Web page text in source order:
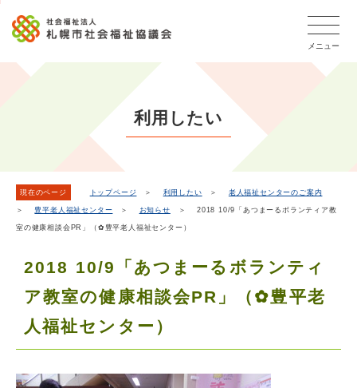
文
メニュー
か
利用したい
現在のページ トップページ ＞ 利用したい ＞ 老人福祉センターのご案内
＞豊平老人福祉センター ＞ お知らせ ＞ 2018 10/9「あつまーるボランティア教
室の健康相談会PR」（✿豊平老人福祉センター）
2018 10/9「あつまーるボランティ
ア教室の健康相談会PR」（✿豊平老
人福祉センター）
こ
フ
タ
こ